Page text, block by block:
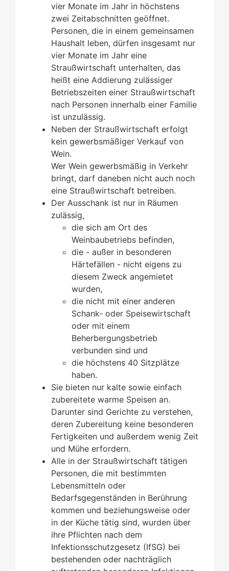
vier Monate im Jahr in höchstens
zwei Zeitabschnitten geöffnet.
Personen, die in einem gemeinsamen
Haushalt leben, dürfen insgesamt nur
vier Monate im Jahr eine
Straußwirtschaft unterhalten, das
heißt eine Addierung zulässiger
Betriebszeiten einer Straußwirtschaft
nach Personen innerhalb einer Familie
ist unzulässig.
Neben der Straußwirtschaft erfolgt
kein gewerbsmäßiger Verkauf von
Wein.
Wer Wein gewerbsmäßig in Verkehr
bringt, darf daneben nicht auch noch
eine Straußwirtschaft betreiben.
Der Ausschank ist nur in Räumen
zulässig,
die sich am Ort des
Weinbaubetriebs befinden,
die - außer in besonderen
Härtefällen - nicht eigens zu
diesem Zweck angemietet
wurden,
die nicht mit einer anderen
Schank- oder Speisewirtschaft
oder mit einem
Beherbergungsbetrieb
verbunden sind und
die höchstens 40 Sitzplätze
haben.
Sie bieten nur kalte sowie einfach
zubereitete warme Speisen an.
Darunter sind Gerichte zu verstehen,
deren Zubereitung keine besonderen
Fertigkeiten und außerdem wenig Zeit
und Mühe erfordern.
Alle in der Straußwirtschaft tätigen
Personen, die mit bestimmten
Lebensmitteln oder
Bedarfsgegenständen in Berührung
kommen und beziehungsweise oder
in der Küche tätig sind, wurden über
ihre Pflichten nach dem
Infektionsschutzgesetz (IfSG) bei
bestehenden oder nachträglich